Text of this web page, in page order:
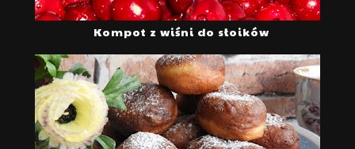
Kompot z wiśni do słoików